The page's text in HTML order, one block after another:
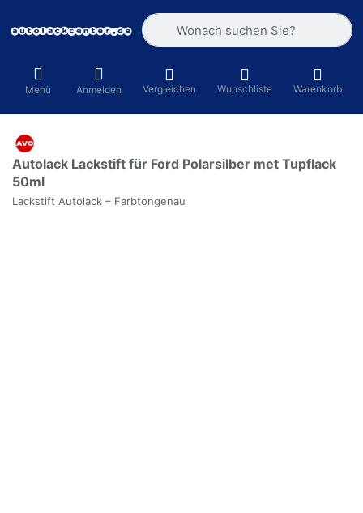
Geben Sie einen Suchbegriff ein.
Menü Anmelden Vergleichen Wunschliste Warenkorb
Autolack Lackstift für Ford Polarsilber met Tupflack
50ml
Lackstift Autolack – Farbtongenau